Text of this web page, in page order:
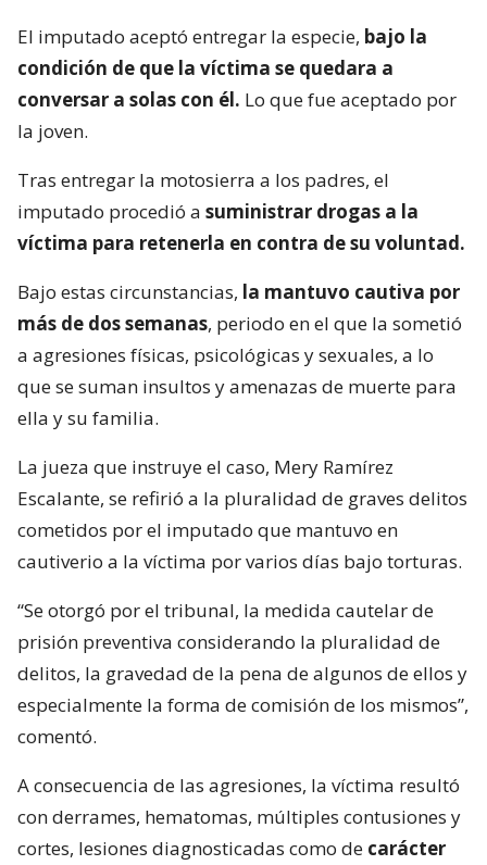
El imputado aceptó entregar la especie, bajo la
condición de que la víctima se quedara a
conversar a solas con él. Lo que fue aceptado por
la joven.
Tras entregar la motosierra a los padres, el
imputado procedió a suministrar drogas a la
víctima para retenerla en contra de su voluntad.
Bajo estas circunstancias, la mantuvo cautiva por
más de dos semanas, periodo en el que la sometió
a agresiones físicas, psicológicas y sexuales, a lo
que se suman insultos y amenazas de muerte para
ella y su familia.
La jueza que instruye el caso, Mery Ramírez
Escalante, se refirió a la pluralidad de graves delitos
cometidos por el imputado que mantuvo en
cautiverio a la víctima por varios días bajo torturas.
“Se otorgó por el tribunal, la medida cautelar de
prisión preventiva considerando la pluralidad de
delitos, la gravedad de la pena de algunos de ellos y
especialmente la forma de comisión de los mismos”,
comentó.
A consecuencia de las agresiones, la víctima resultó
con derrames, hematomas, múltiples contusiones y
cortes, lesiones diagnosticadas como de carácter